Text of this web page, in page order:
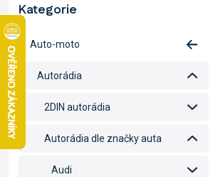
t
r
a
n
n
í
p
a
n
Přeskočit
kategorie
Kategorie
Auto-moto
Autorádia
2DIN autorádia
Autorádia dle značky auta
Audi